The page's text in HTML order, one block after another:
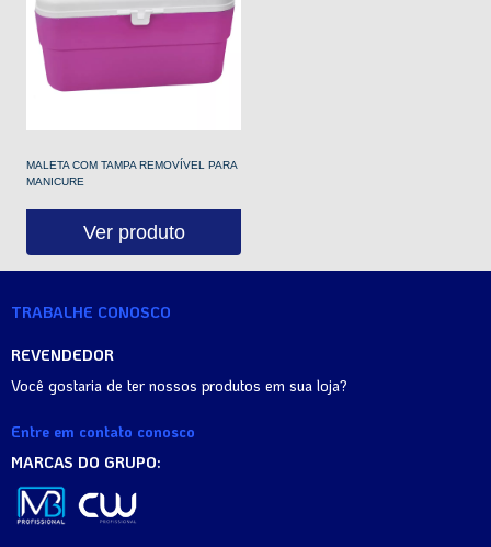
MALETA COM TAMPA REMOVÍVEL PARA
MANICURE
Ver produto
TRABALHE CONOSCO
REVENDEDOR
Você gostaria de ter nossos produtos em sua loja?
Entre em contato conosco
MARCAS DO GRUPO: